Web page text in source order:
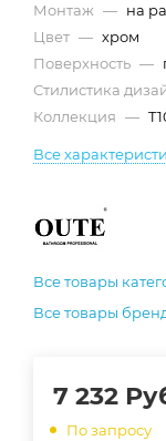
Монтаж — на
Цвет — хром
Поверхность —
Стилистика
Коллекция —
Все
Все товары
Все товары
7 232
По запросу